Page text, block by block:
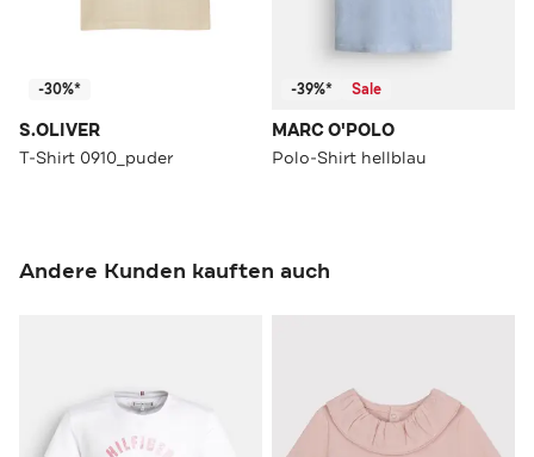
-30%*
S.OLIVER
T-Shirt 0910_puder
-39%* Sale
MARC O'POLO
Polo-Shirt hellblau
Andere Kunden kauften auch